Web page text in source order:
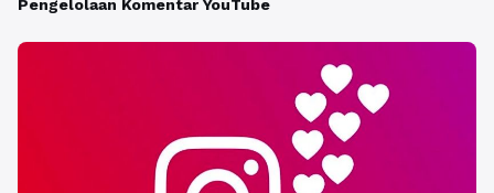
Pengelolaan Komentar YouTube